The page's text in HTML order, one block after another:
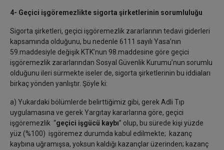
4- Geçici işgöremezlikte sigorta şirketlerinin sorumluluğu
Sigorta şirketleri, geçici işgöremezlik zararlarının tedavi giderleri
kapsamında olduğunu, bu nedenle 6111 sayılı Yasa’nın
59.maddesiyle değişik KTK’nun 98.maddesine göre geçici
işgöremezlik zararlarından Sosyal Güvenlik Kurumu’nun sorumlu
olduğunu ileri sürmekte iseler de, sigorta şirketlerinin bu iddiaları
birkaç yönden yanlıştır. Şöyle ki:
a) Yukardaki bölümlerde belirttiğimiz gibi, gerek Adli Tıp
uygulamasına ve gerek Yargıtay kararlarına göre, geçici
işgöremezlik “geçici işgücü kaybı” olup, bu sürede kişi yüzde
yüz (%100) işgöremez durumda kabul edilmekte; kazanç
kaybına uğramışsa, yoksun kaldığı kazançlar üzerinden; kazanç